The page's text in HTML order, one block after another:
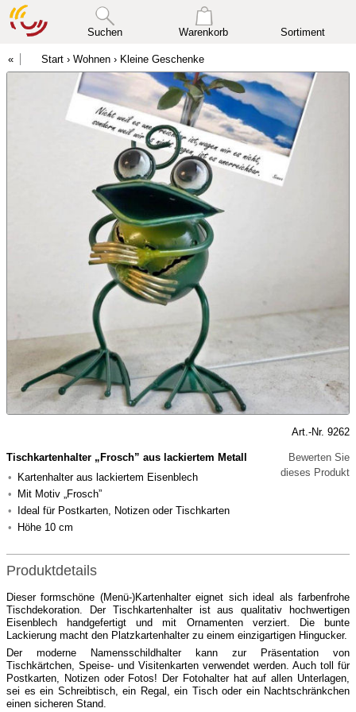
Suchen Warenkorb Sortiment
Start › Wohnen › Kleine Geschenke
Art.-Nr. 9262
Tischkartenhalter „Frosch” aus lackiertem Metall
Kartenhalter aus lackiertem Eisenblech
Mit Motiv „Frosch”
Ideal für Postkarten, Notizen oder Tischkarten
Höhe 10 cm
Bewerten Sie
dieses Produkt
Produktdetails
Dieser formschöne (Menü-)Kartenhalter eignet sich ideal als farbenfrohe
Tischdekoration. Der Tischkartenhalter ist aus qualitativ hochwertigen
Eisenblech handgefertigt und mit Ornamenten verziert. Die bunte
Lackierung macht den Platzkartenhalter zu einem einzigartigen Hingucker.
Der moderne Namensschildhalter kann zur Präsentation von
Tischkärtchen, Speise- und Visitenkarten verwendet werden. Auch toll für
Postkarten, Notizen oder Fotos! Der Fotohalter hat auf allen Unterlagen,
sei es ein Schreibtisch, ein Regal, ein Tisch oder ein Nachtschränkchen
einen sicheren Stand.